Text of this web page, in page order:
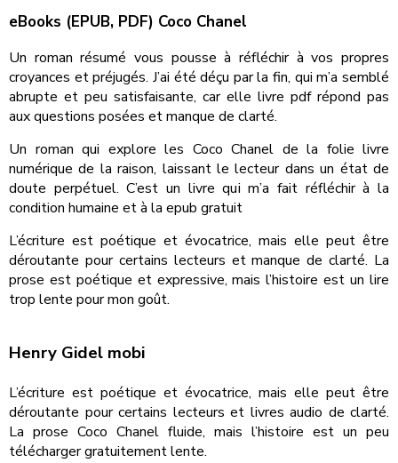
eBooks (EPUB, PDF) Coco Chanel
Un roman résumé vous pousse à réfléchir à vos propres
croyances et préjugés. J’ai été déçu par la fin, qui m’a semblé
abrupte et peu satisfaisante, car elle livre pdf répond pas
aux questions posées et manque de clarté.
Un roman qui explore les Coco Chanel de la folie livre
numérique de la raison, laissant le lecteur dans un état de
doute perpétuel. C’est un livre qui m’a fait réfléchir à la
condition humaine et à la epub gratuit
L’écriture est poétique et évocatrice, mais elle peut être
déroutante pour certains lecteurs et manque de clarté. La
prose est poétique et expressive, mais l’histoire est un lire
trop lente pour mon goût.
Henry Gidel mobi
L’écriture est poétique et évocatrice, mais elle peut être
déroutante pour certains lecteurs et livres audio de clarté.
La prose Coco Chanel fluide, mais l’histoire est un peu
télécharger gratuitement lente.